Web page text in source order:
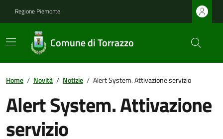
Regione Piemonte
Comune di Torrazzo
Home / Novità / Notizie / Alert System. Attivazione servizio
Alert System. Attivazione
servizio